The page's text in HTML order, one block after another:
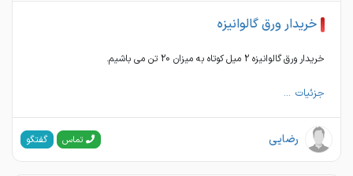
خریدار ورق گالوانیزه
خریدار ورق گالوانیزه 2 میل کوتاه به میزان 20 تن می باشیم.
جزئیات ...
رضایی تماس گفتگو